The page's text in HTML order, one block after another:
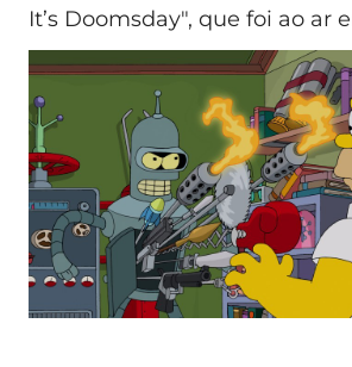
It’s Doomsday", que foi ao ar